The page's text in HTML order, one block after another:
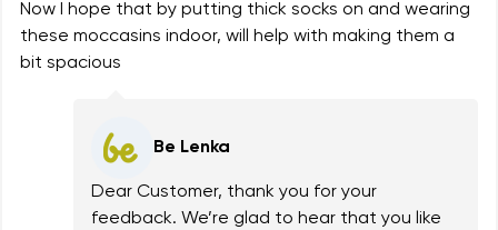
Now I hope that by putting thick socks on and wearing
these moccasins indoor, will help with making them a
bit spacious
Be Lenka
Dear Customer, thank you for your
feedback. We’re glad to hear that you like